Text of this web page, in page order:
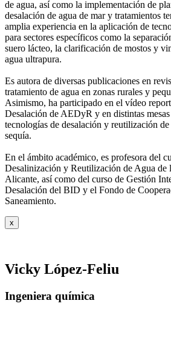
de agua, así como la implementación de
desalación de agua de mar y tratamientos
amplia experiencia en la aplicación de
para sectores específicos como la
suero lácteo, la clarificación de mostos y
agua ultrapura.
Es autora de diversas publicaciones en
tratamiento de agua en zonas rurales y
Asimismo, ha participado en el vídeo
Desalación de AEDyR y en distintas
tecnologías de desalación y reutilización
sequía.
En el ámbito académico, es profesora del
Desalinización y Reutilización de Agua de
Alicante, así como del curso de Gestión
Desalación del BID y el Fondo de
Saneamiento.
x
Vicky López-Feliu
Ingeniera química